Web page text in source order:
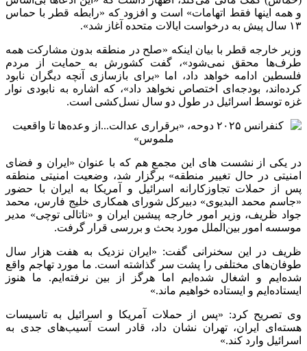
و همه اینها فقط اتهامات» است و افزود که «رابطه قطر با حماس
۱۳ سال پیش به درخواست ایالات متحده آغاز شد».
وزیر خارجه قطر با بیان اینکه «صلح در منطقه بدون مشارکت همه
طرف‌ها محقق نمی‌شود»، گفت کشورش به حمایت از مردم
فلسطین ادامه خواهد داد، اما «برای بازسازی آنچه دیگران نابود
کرده‌اند، بودجه‌ای اختصاص نخواهد داد»، که اشاره‌ به نابودی نوار
غزه توسط اسرائیل در طول دو سال نسل‌کشی است.
در یکی از نشست های این مجمع هم که با عنوان «ایران و فضای
امنیتی در حال تغییر منطقه» برگزار شد، وضعیت امنیتی منطقه
پس از حملات تجاوزکارانه اسرائیل و آمریکا به ایران با حضور
«جاسم محمد البدیوی» دبیرکل شورای همکاری خلیج فارس، محمد
جواد ظریف، وزیر امور خارجه پیشین ایران و «ناتالی توچی» مدیر
موسسه امور بین‌الملل مورد بحث و بررسی قرار گرفت.
ظریف در این سخنرانی گفت: «ایران نزدیک به هفت هزار سال
طوفان‌های مختلفی را پشت سر گذاشته است. ما مورد تهاجم واقع
شده‌ایم و اشغال شده‌ایم اما هرگز از بین نرفته‌ایم. ما هنوز
ایستاده‌ایم و ایستاده خواهیم ماند.»
وی تصریح کرد: «پس از حملات آمریکا و اسرائیل به تاسیسات
هسته‌ای ایران، تهران نشان داد، قادر است آسیب‌های جدی به
اسرائیل وارد کند.»